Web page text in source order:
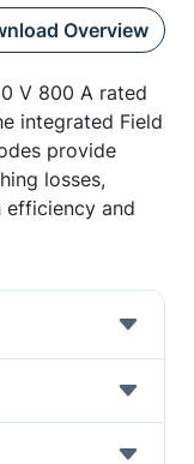
Overview
V 800 A rated
integrated Field
provide
losses,
efficiency and